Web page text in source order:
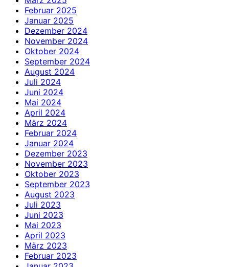
Februar 2025
Januar 2025
Dezember 2024
November 2024
Oktober 2024
September 2024
August 2024
Juli 2024
Juni 2024
Mai 2024
April 2024
März 2024
Februar 2024
Januar 2024
Dezember 2023
November 2023
Oktober 2023
September 2023
August 2023
Juli 2023
Juni 2023
Mai 2023
April 2023
März 2023
Februar 2023